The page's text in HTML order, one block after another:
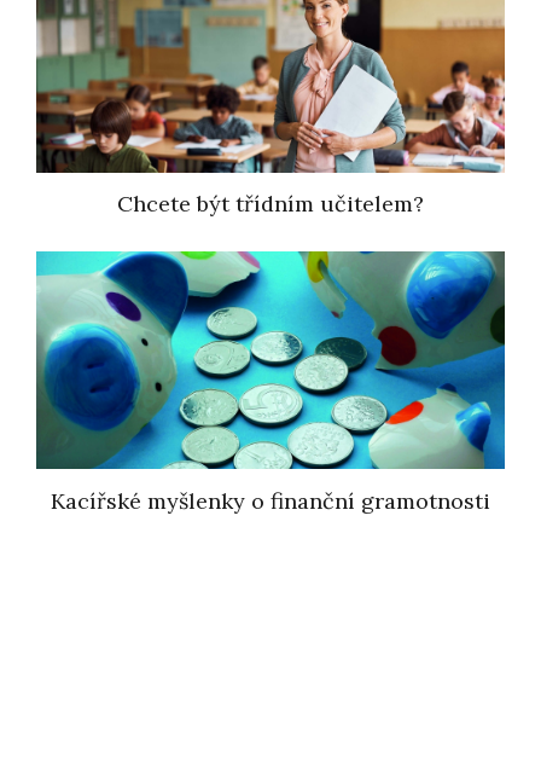
Chcete být třídním učitelem?
Kacířské myšlenky o finanční gramotnosti